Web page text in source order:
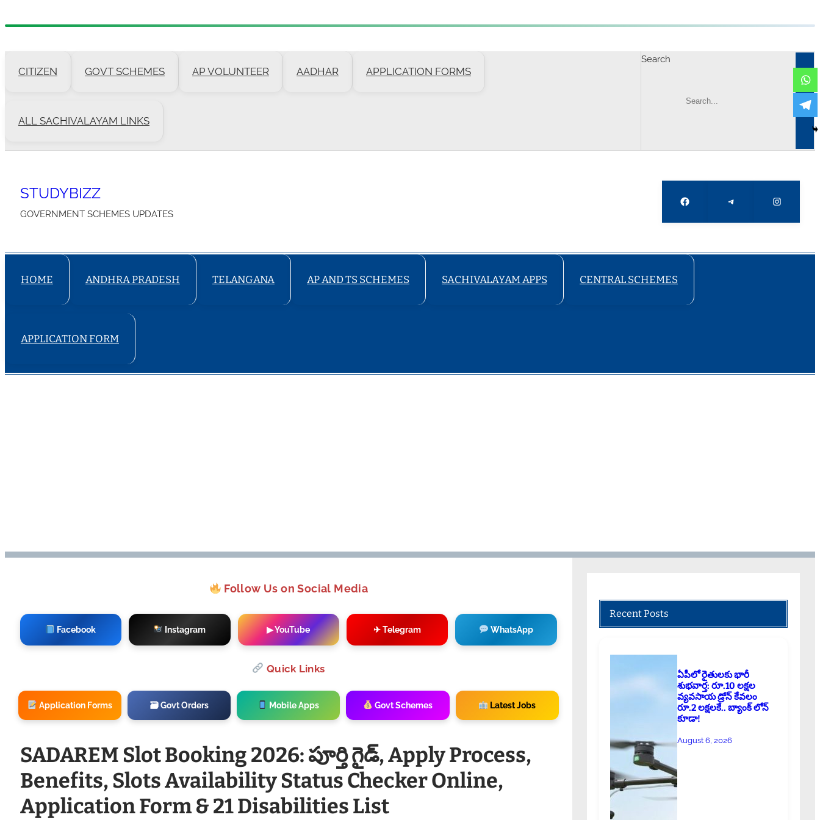
CITIZEN GOVT SCHEMES AP VOLUNTEER AADHAR APPLICATION FORMS
ALL SACHIVALAYAM LINKS
Search
STUDYBIZZ
GOVERNMENT SCHEMES UPDATES
Facebook Telegram Instagram
HOME ANDHRA PRADESH TELANGANA AP AND TS SCHEMES SACHIVALAYAM APPS CENTRAL SCHEMES
APPLICATION FORM
Follow Us on Social Media
Facebook Instagram ▶ YouTube ✈ Telegram WhatsApp
Quick Links
Application Forms 🗃 Govt Orders Mobile Apps Govt Schemes Latest Jobs
SADAREM Slot Booking 2026: పూర్తి గైడ్, Apply Process,
Benefits, Slots Availability Status Checker Online,
Application Form & 21 Disabilities List
Recent Posts
ఏపీలో రైతులకు భారీ
శుభవార్త: రూ.10 లక్షల
వ్యవసాయ డ్రోన్ కేవలం
రూ.2 లక్షలకే.. బ్యాంక్ లోన్
కూడా!
August 6, 2026